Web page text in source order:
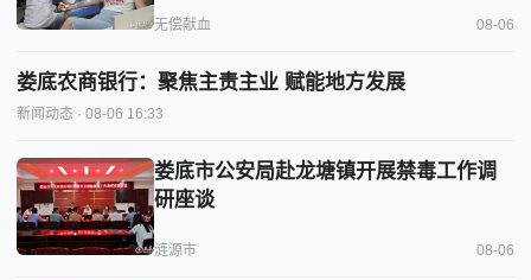
无偿献血 08-06
娄底农商银行：聚焦主责主业 赋能地方发展
新闻动态 · 08-06 16:33
娄底市公安局赴龙塘镇开展禁毒工作调
研座谈
涟源市 08-06